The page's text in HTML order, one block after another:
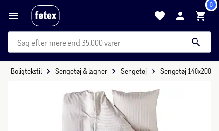
0
mere end 35.000 varer
Boligtekstil Sengetøj & lagner Sengetøj Sengetøj 140x200